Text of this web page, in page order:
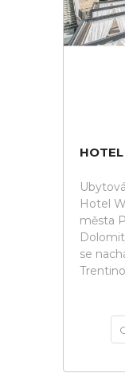
Hotel
města
se